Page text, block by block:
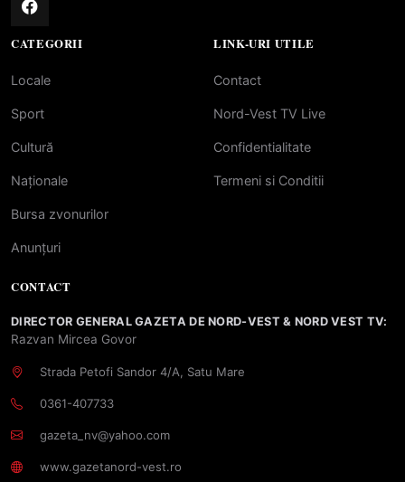
CATEGORII
Locale
Sport
Cultură
Naționale
Bursa zvonurilor
Anunțuri
LINK-URI UTILE
Contact
Nord-Vest TV Live
Confidentialitate
Termeni si Conditii
CONTACT
DIRECTOR GENERAL GAZETA DE NORD-VEST & NORD VEST TV:
Razvan Mircea Govor
Strada Petofi Sandor 4/A, Satu Mare
0361-407733
gazeta_nv@yahoo.com
www.gazetanord-vest.ro